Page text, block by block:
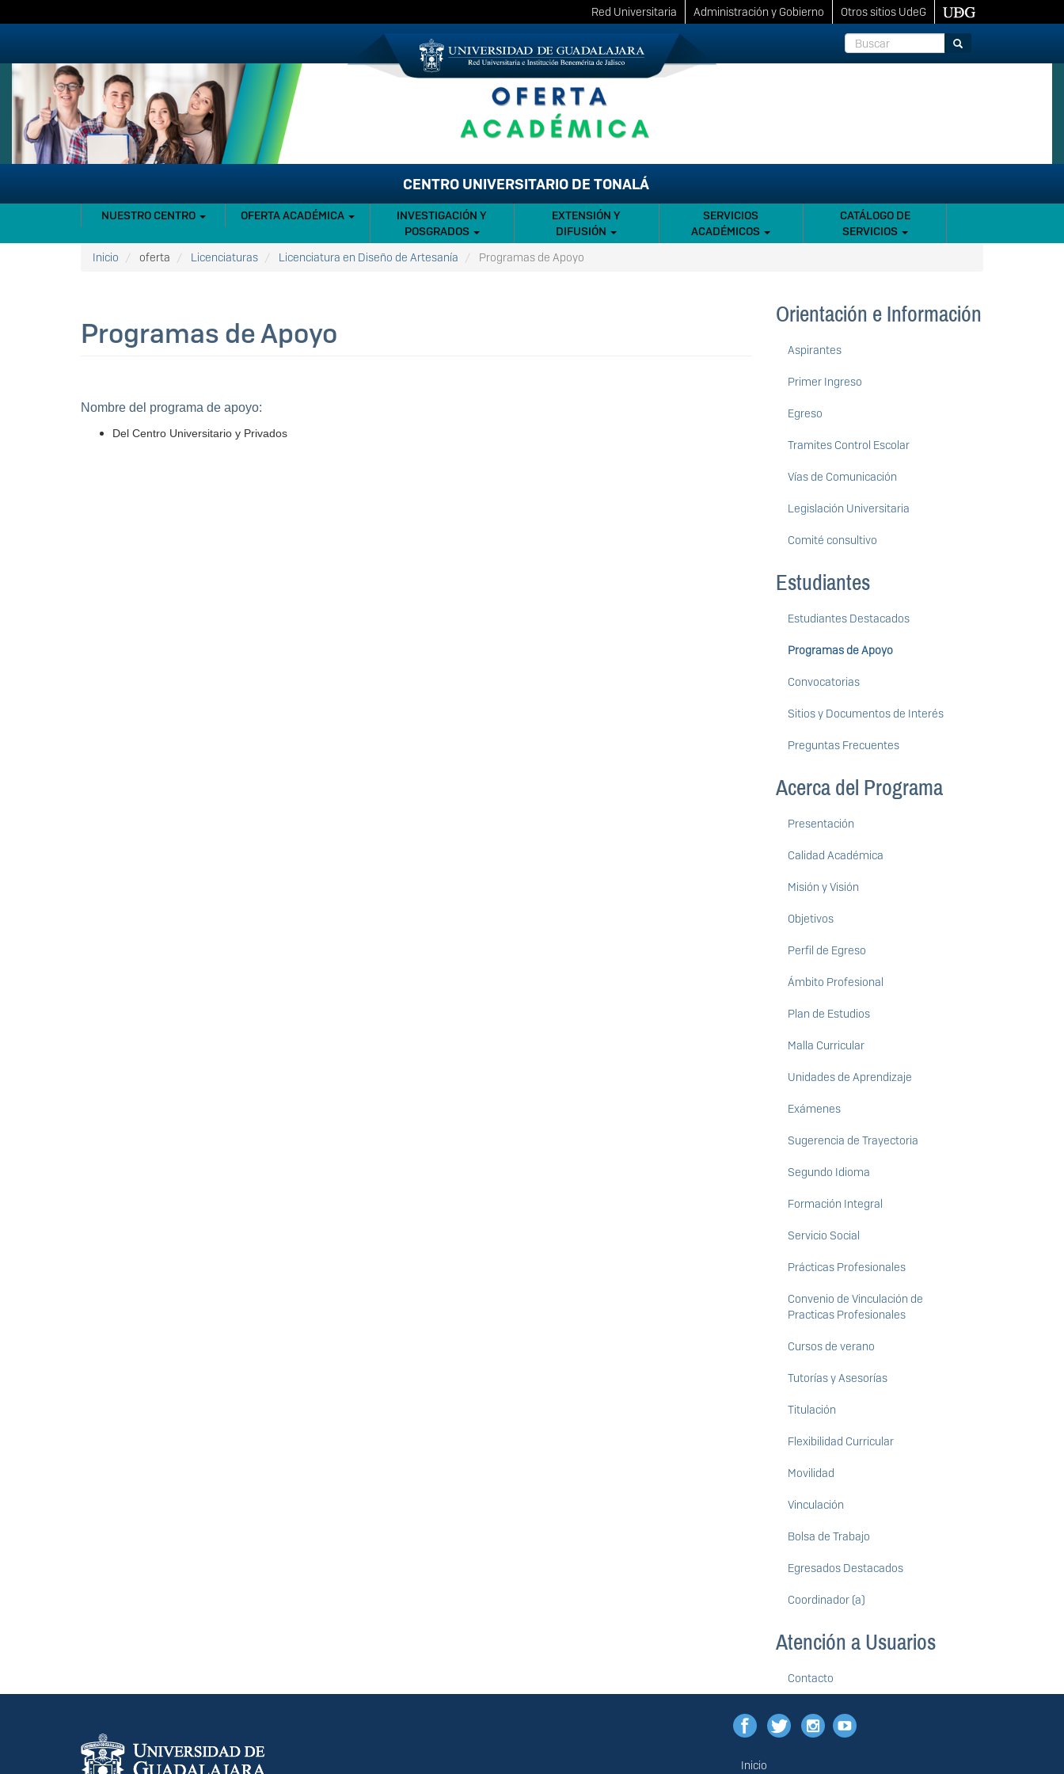
al
Red Universitaria Administración y Gobierno
Otros sitios UdeG
Buscar
Buscar
CENTRO UNIVERSITARIO DE TONALÁ
NAVEGACIÓN
PRINCIPAL
NUESTRO CENTRO OFERTA ACADÉMICA
INVESTIGACIÓN Y
POSGRADOS
EXTENSIÓN Y
DIFUSIÓN
SERVICIOS
ACADÉMICOS
CATÁLOGO DE
SERVICIOS
Inicio
oferta Licenciaturas Licenciatura en Diseño de Artesanía Programas de Apoyo
Programas de Apoyo
Nombre del programa de apoyo:
Del Centro Universitario y Privados
Orientación e Información
Aspirantes
Primer Ingreso
Egreso
Tramites Control Escolar
Vías de Comunicación
Legislación Universitaria
Comité consultivo
Estudiantes
Estudiantes Destacados
Programas de Apoyo
Convocatorias
Sitios y Documentos de Interés
Preguntas Frecuentes
Acerca del Programa
Presentación
Calidad Académica
Misión y Visión
Objetivos
Perfil de Egreso
Ámbito Profesional
Plan de Estudios
Malla Curricular
Unidades de Aprendizaje
Exámenes
Sugerencia de Trayectoria
Segundo Idioma
Formación Integral
Servicio Social
Prácticas Profesionales
Convenio de Vinculación de
Practicas Profesionales
Cursos de verano
Tutorías y Asesorías
Titulación
Flexibilidad Curricular
Movilidad
Vinculación
Bolsa de Trabajo
Egresados Destacados
Coordinador (a)
Atención a Usuarios
Contacto
Información del portal
Inicio